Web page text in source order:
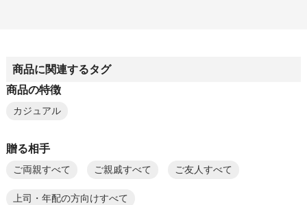
商品に関連するタグ
商品の特徴
カジュアル
贈る相手
ご両親すべて ご親戚すべて ご友人すべて
上司・年配の方向けすべて